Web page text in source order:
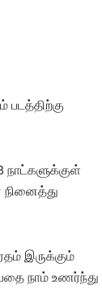
படத்திற்கு
இருக்கும்
நாம் உணர்ந்து